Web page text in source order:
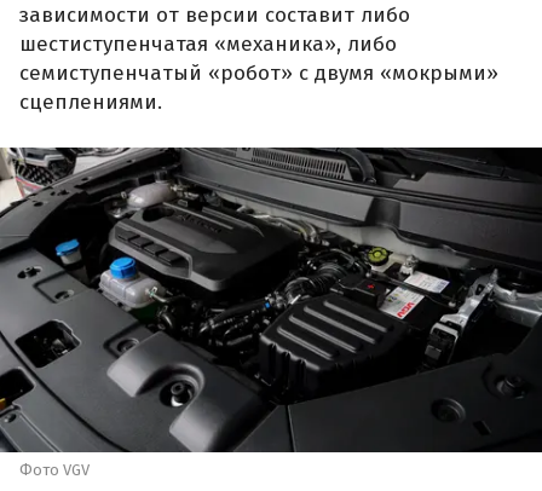
зависимости от версии составит либо
шестиступенчатая «механика», либо
семиступенчатый «робот» с двумя «мокрыми»
сцеплениями.
Фото VGV